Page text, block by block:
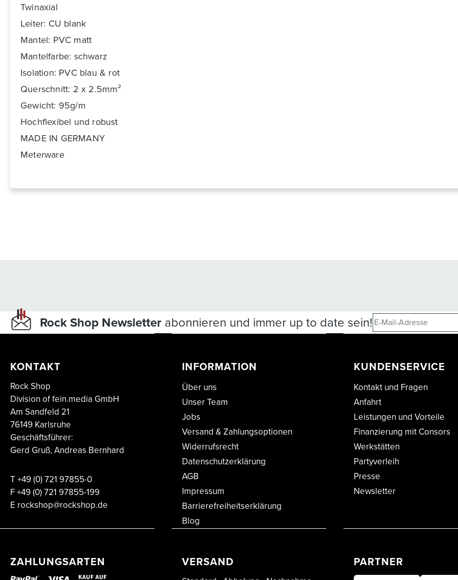
Twinaxial
Leiter: CU blank
Mantel: PVC matt
Mantelfarbe: schwarz
Isolation: PVC blau & rot
Querschnitt: 2 x 2.5mm²
Gewicht: 95g/m
Hochflexibel und robust
MADE IN GERMANY
Meterware
Rock Shop Newsletterabonnieren und immer up to date sein!
KONTAKT
Rock Shop
Division of fein.media GmbH
Am Sandfeld 21
76149 Karlsruhe
Geschäftsführer:
Gerd Gruß, Andreas Bernhard
T+49 (0) 721 97855-0
F+49 (0) 721 97855-199
E rockshop@rockshop.de
INFORMATION
Über uns
Unser Team
Jobs
Versand & Zahlungsoptionen
Widerrufsrecht
Datenschutzerklärung
AGB
Impressum
Barrierefreiheitserklärung
Blog
KUNDENSERVICE
Kontakt und Fragen
Anfahrt
Leistungen und Vorteile
Finanzierung mit Consors
Werkstätten
Partyverleih
Presse
Newsletter
ZAHLUNGSARTEN VERSAND PARTNER